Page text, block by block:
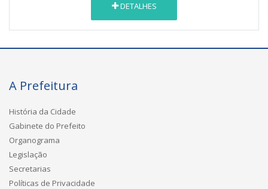
DETALHES
A Prefeitura
História da Cidade
Gabinete do Prefeito
Organograma
Legislação
Secretarias
Políticas de Privacidade